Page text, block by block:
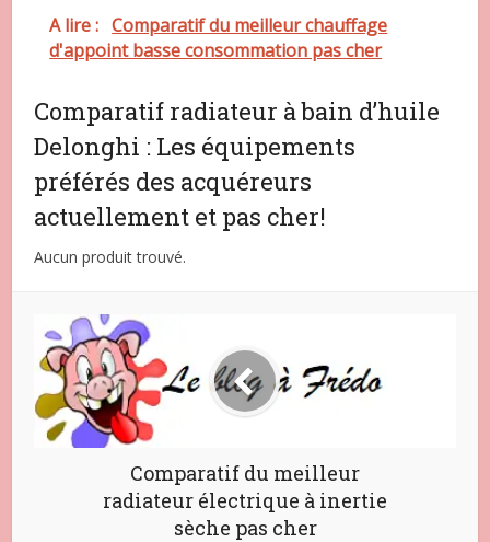
A lire : Comparatif du meilleur chauffage
d'appoint basse consommation pas cher
Comparatif radiateur à bain d’huile
Delonghi : Les équipements
préférés des acquéreurs
actuellement et pas cher!
Aucun produit trouvé.
Comparatif du meilleur
radiateur électrique à inertie
sèche pas cher